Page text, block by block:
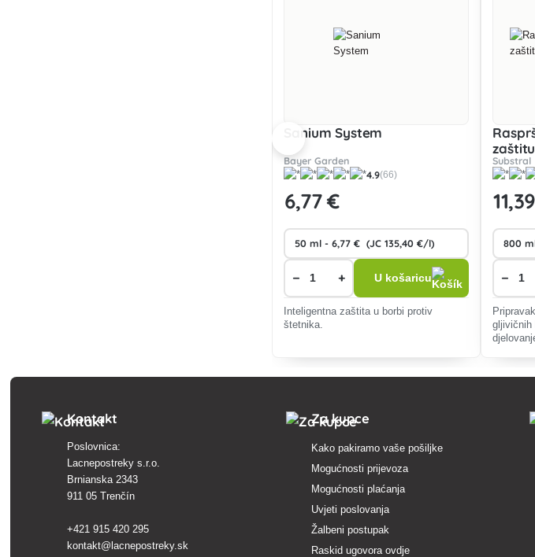
Sanium System
Bayer Garden
4.9(66)
6,77 €
− + U košaricu
Inteligentna zaštita u borbi protiv
štetnika.
zaštitu
Substral
11
−
gljivičnih
Kontakt
Poslovnica:
Lacnepostreky s.r.o.
Brnianska 2343
911 05 Trenčín
+421 915 420 295
kontakt@lacnepostreky.sk
Za kupce
Kako pakiramo vaše pošiljke
Mogućnosti prijevoza
Mogućnosti plaćanja
Uvjeti poslovanja
Žalbeni postupak
Raskid ugovora ovdje